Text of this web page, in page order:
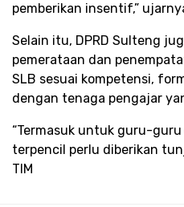
pemberikan insentif,”
Selain itu, DPRD Sulteng
pemerataan dan
SLB sesuai kompetensi,
dengan tenaga pengajar
“Termasuk untuk guru-
terpencil perlu diberikan
TIM